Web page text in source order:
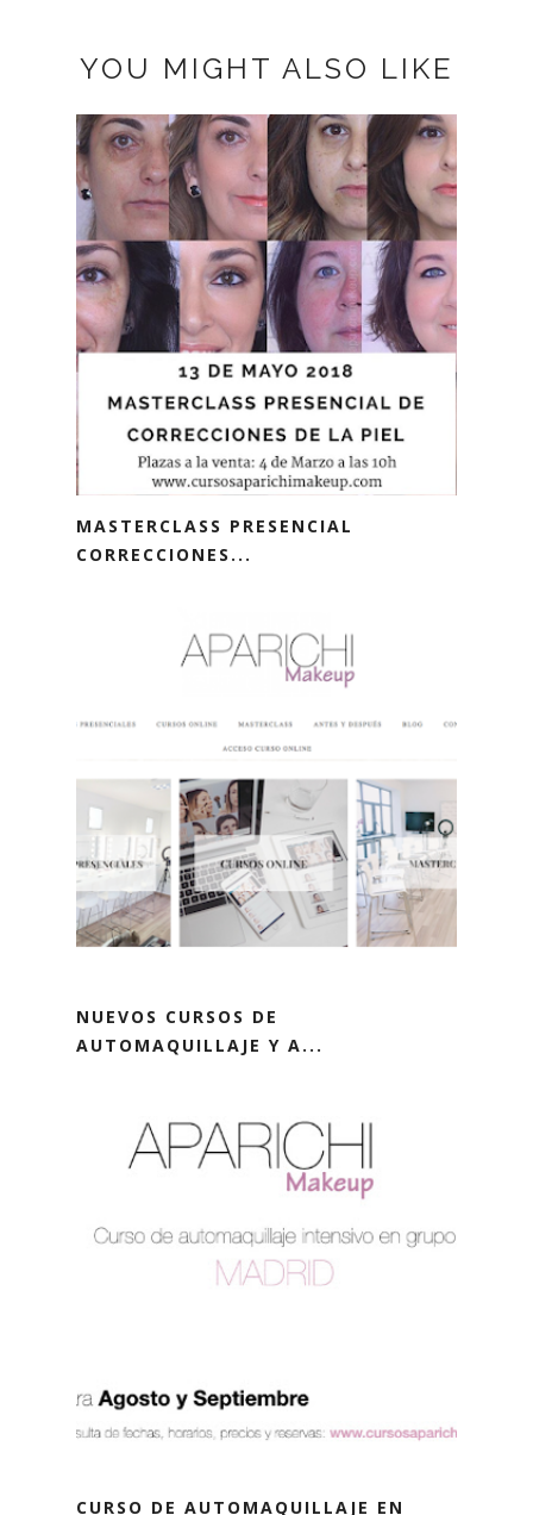
YOU MIGHT ALSO LIKE
MASTERCLASS PRESENCIAL
CORRECCIONES...
NUEVOS CURSOS DE
AUTOMAQUILLAJE Y A...
CURSO DE AUTOMAQUILLAJE EN